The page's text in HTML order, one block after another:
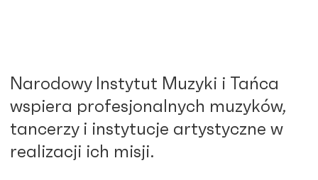
Narodowy Instytut Muzyki i Tańca
wspiera profesjonalnych muzyków,
tancerzy i instytucje artystyczne w
realizacji ich misji.